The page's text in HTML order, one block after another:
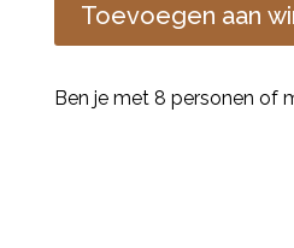
Toevoegen aan
Ben je met 8 personen of